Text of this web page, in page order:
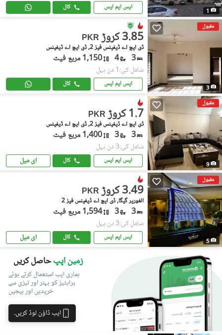
1 ایس ایم ایس کال
مقبول
3
PKR 3.85 کروڑ
ڈی ایچ اے ڈیفینس فیز 2, ڈی ایچ اے ڈیفینس
3
4 1,150 مربع فیٹ
شامل کی:1 دن پہل
ایس ایم ایس کال
مقبول
9
PKR 1.7 کروڑ
ڈی ایچ اے ڈیفینس فیز 2, ڈی ایچ اے ڈیفینس
3
3 1,400 مربع فیٹ
شامل کی:3 دن پہل
ایس ایم ایس کال ای میل
مقبول
5
PKR 3.49 کروڑ
الغوریر گیگا, ڈی ایچ اے ڈیفینس فیز 2
3
3 1,594 مربع فیٹ
شامل کی:3 دن پہل
ایس ایم ایس کال ای میل
زمین اپپحاصل کریں
ہماری ایپ استعمال کرتے ہوئے
پراپٹیز کو بہتر اور تیزی سے
خریدیں اور بیچیں
ایپ ڈاؤن لوڈ کریں۔